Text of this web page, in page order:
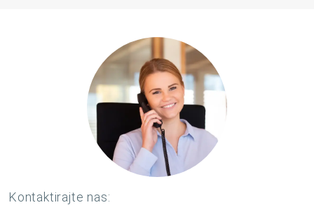
Kontaktirajte nas: